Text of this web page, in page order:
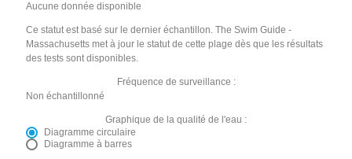
Aucune donnée disponible
Ce statut est basé sur le dernier échantillon. The Swim Guide -
Massachusetts met à jour le statut de cette plage dès que les résultats
des tests sont disponibles.
Fréquence de surveillance :
Non échantillonné
Graphique de la qualité de l'eau :
Diagramme circulaire
Diagramme à barres